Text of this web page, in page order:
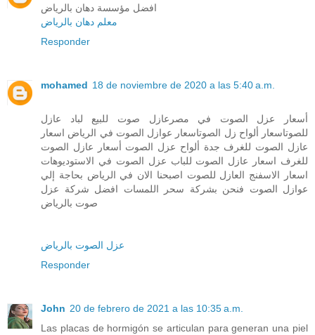
افضل مؤسسة دهان بالرياض
معلم دهان بالرياض
Responder
mohamed 18 de noviembre de 2020 a las 5:40 a.m.
أسعار عزل الصوت في مصرعازل صوت للبيع لباد عازل
للصوتاسعار ألواح زل الصوتاسعار عوازل الصوت في الرياض اسعار
عازل الصوت للغرف جدة ألواح عزل الصوت أسعار عازل الصوت
للغرف اسعار عازل الصوت للباب عزل الصوت في الاستوديوهات
اسعار الاسفنج العازل للصوت اصبحنا الان في الرياض بحاجة إلي
عوازل الصوت فنحن بشركة سحر اللمسات افضل شركة عزل
صوت بالرياض
عزل الصوت بالرياض
Responder
John 20 de febrero de 2021 a las 10:35 a.m.
Las placas de hormigón se articulan para generan una piel